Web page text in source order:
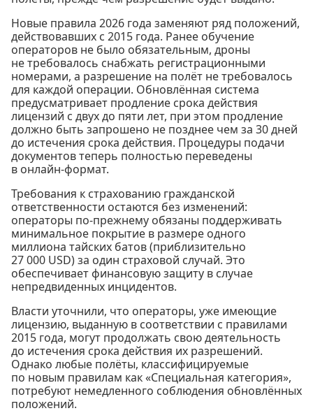
Новые правила 2026 года заменяют ряд положений,
действовавших с 2015 года. Ранее обучение
операторов не было обязательным, дроны
не требовалось снабжать регистрационными
номерами, а разрешение на полёт не требовалось
для каждой операции. Обновлённая система
предусматривает продление срока действия
лицензий с двух до пяти лет, при этом продление
должно быть запрошено не позднее чем за 30 дней
до истечения срока действия. Процедуры подачи
документов теперь полностью переведены
в онлайн-формат.
Требования к страхованию гражданской
ответственности остаются без изменений:
операторы по-прежнему обязаны поддерживать
минимальное покрытие в размере одного
миллиона тайских батов (приблизительно
27 000 USD) за один страховой случай. Это
обеспечивает финансовую защиту в случае
непредвиденных инцидентов.
Власти уточнили, что операторы, уже имеющие
лицензию, выданную в соответствии с правилами
2015 года, могут продолжать свою деятельность
до истечения срока действия их разрешений.
Однако любые полёты, классифицируемые
по новым правилам как «Специальная категория»,
потребуют немедленного соблюдения обновлённых
положений.